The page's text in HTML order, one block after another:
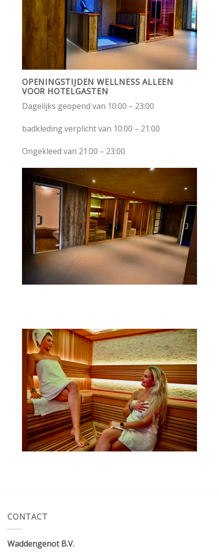
OPENINGSTIJDEN WELLNESS ALLEEN
VOOR HOTELGASTEN
Dagelijks geopend van 10:00 – 23:00
badkleding verplicht van 10:00 – 21:00
Ongekleed van 21:00 – 23:00
CONTACT
Waddengenot B.V.